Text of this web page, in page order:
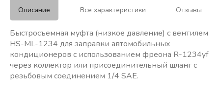
Описание Все характеристики Отзывы
Быстросъемная муфта (низкое давление) с вентилем
HS-ML-1234 для заправки автомобильных
кондиционеров с использованием фреона R-1234yf
через коллектор или присоединительный шланг с
резьбовым соединением 1/4 SAE.